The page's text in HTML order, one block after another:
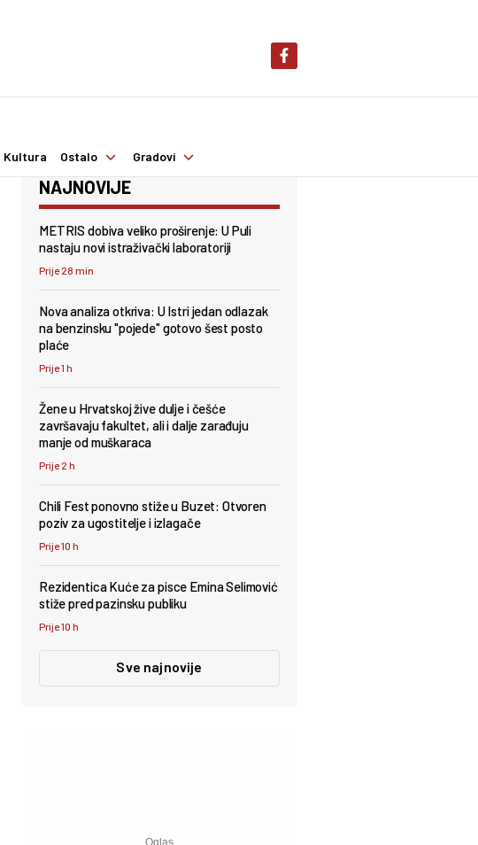
Kultura Ostalo Gradovi
NAJNOVIJE
METRIS dobiva veliko proširenje: U Puli
nastaju novi istraživački laboratoriji
Prije 28 min
Nova analiza otkriva: U Istri jedan odlazak
na benzinsku "pojede" gotovo šest posto
plaće
Prije 1 h
Žene u Hrvatskoj žive dulje i češće
završavaju fakultet, ali i dalje zarađuju
manje od muškaraca
Prije 2 h
Chili Fest ponovno stiže u Buzet: Otvoren
poziv za ugostitelje i izlagače
Prije 10 h
Rezidentica Kuće za pisce Emina Selimović
stiže pred pazinsku publiku
Prije 10 h
Sve najnovije